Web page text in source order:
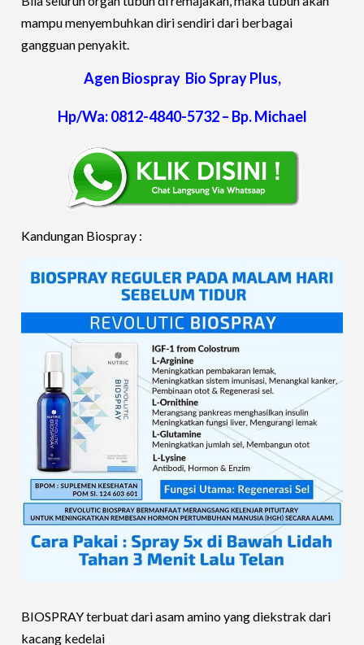
mampu menyembuhkan diri sendiri dari berbagai
gangguan penyakit.
Agen Biospray Bio Spray Plus,
Hp/Wa: 0812-4840-5732 – Bp. Michael
Kandungan Biospray :
BIOSPRAY terbuat dari asam amino yang diekstrak dari
kacang kedelai